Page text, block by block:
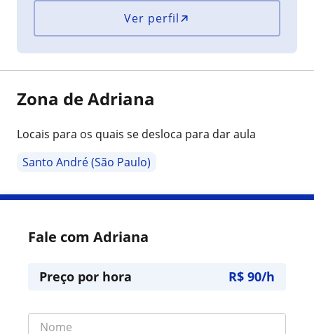
Ver perfil
Zona de Adriana
Locais para os quais se desloca para dar aula
Santo André (São Paulo)
Fale com Adriana
Preço por hora R$ 90/h